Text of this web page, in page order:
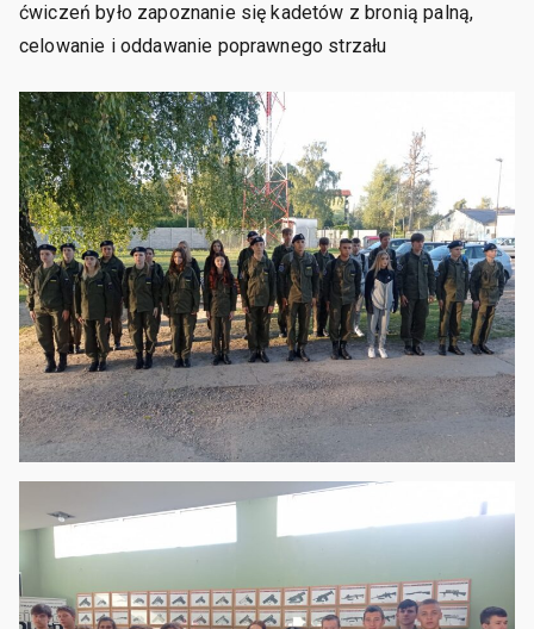
ćwiczeń było zapoznanie się kadetów z bronią palną,
celowanie i oddawanie poprawnego strzału